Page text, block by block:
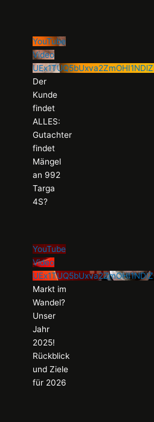
YouTube
Video
Der
Kunde
findet
ALLES:
Gutachter
findet
Mängel
an 992
Targa
4S?
YouTube
Video
Markt im
Wandel?
Unser
Jahr
2025!
Rückblick
und Ziele
für 2026